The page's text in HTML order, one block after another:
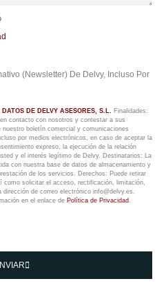
(Newsletter) De Delvy, Incluso Por
DE DELVY ASESORES, S.L. Finalidades:
contacto con nosotros y contestar a sus
boletín comercial y comunicaciones
por medios electrónicos, en caso de aceptar la
expreso, la ejecución de la relación
y el interés legítimo de Delvy. Destinatarios: La
con nuestra base de datos de almacenamiento y
de los servicios. Derechos: Puede retirar
como solicitar el acceso, rectificación, limitación,
de correo electrónico info@delvy.es.
en el enlace de Política de Privacidad .